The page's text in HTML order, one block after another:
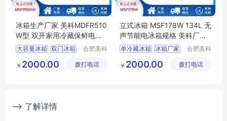
冰箱生产厂家 美科MDFR510
W型 双开家用冷藏保鲜电冰
箱代理
大容量冰箱 双门冰箱
冰箱厂家
合肥美科
有限公司
￥ 2000.00 拨打电话
立式冰箱 MSF178W 134L 无
声节能电冰箱规格 美科厂家
定制
单冷藏冰箱 冰箱厂家
130L冰箱
合肥美科
有限公司
￥ 2000.00 拨打电话
--> 了解详情